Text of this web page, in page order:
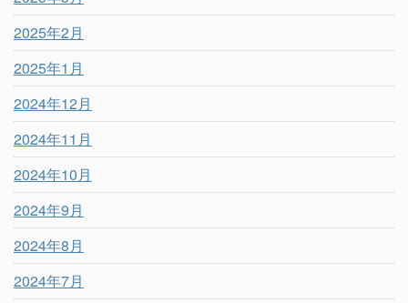
2025年2月
2025年1月
2024年12月
2024年11月
2024年10月
2024年9月
2024年8月
2024年7月